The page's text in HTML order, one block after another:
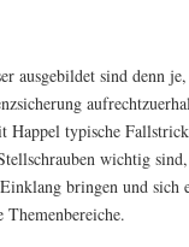
ausgebildet sind denn
typische
wichtig
bringen und sich